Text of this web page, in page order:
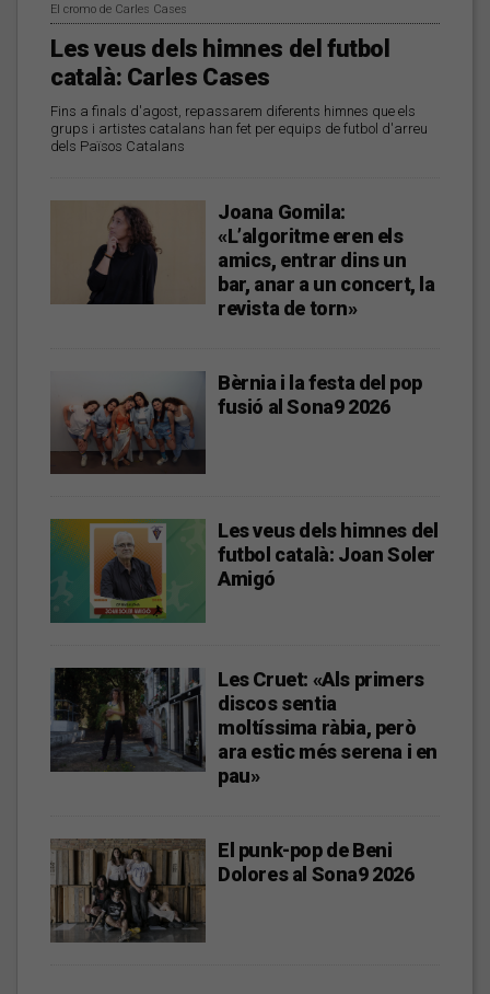
El cromo de Carles Cases
Les veus dels himnes del futbol
català: Carles Cases
Fins a finals d'agost, repassarem diferents himnes que els
grups i artistes catalans han fet per equips de futbol d'arreu
dels Països Catalans
Joana Gomila:
«L’algoritme eren els
amics, entrar dins un
bar, anar a un concert, la
revista de torn»
Bèrnia i la festa del pop
fusió al Sona9 2026
Les veus dels himnes del
futbol català: Joan Soler
Amigó
Les Cruet: «Als primers
discos sentia
moltíssima ràbia, però
ara estic més serena i en
pau»
El punk-pop de Beni
Dolores al Sona9 2026